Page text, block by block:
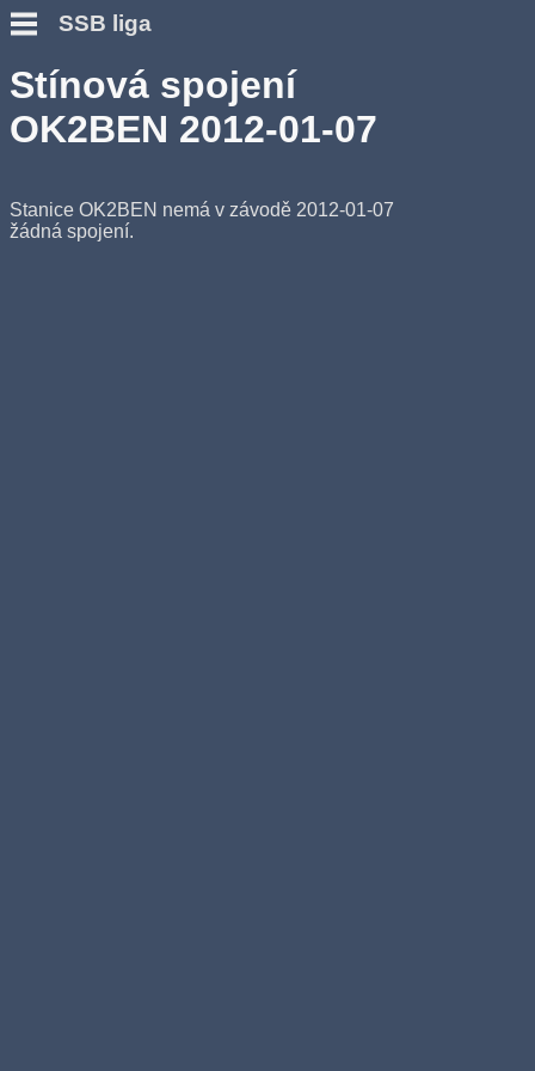
SSB liga
Stínová spojení
OK2BEN 2012-01-07
Stanice OK2BEN nemá v závodě 2012-01-07
žádná spojení.